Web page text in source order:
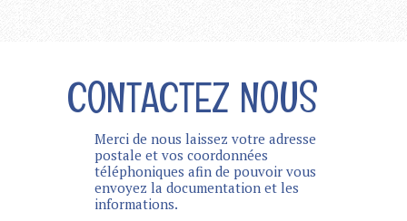
CONTACTEZ NOUS
Merci de nous laissez votre adresse
postale et vos coordonnées
téléphoniques afin de pouvoir vous
envoyez la documentation et les
informations.